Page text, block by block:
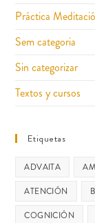
Práctica
Sem categoria
Sin categorizar
Textos y cursos
Etiquetas
ADVAITA
ATENCIÓN
COGNICIÓN